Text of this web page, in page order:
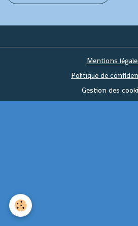
Mentions
Politique de
Gestion des